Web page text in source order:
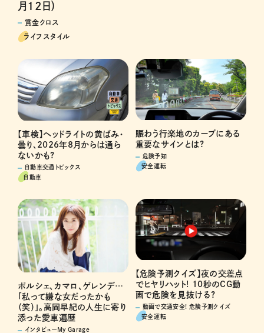
月12日）
賞金クロス
ライフスタイル
【車検】ヘッドライトの黄ばみ・
曇り、2026年8月からは通ら
ないかも?
自動車交通トピックス
自動車
賑わう行楽地のカーブにある
重要なサインとは?
危険予知
安全運転
ポルシェ、カマロ、ゲレンデ…
「私って嫌な女だったかも
（笑）」。高岡早紀の人生に寄り
添った愛車遍歴
インタビューMy Garage
【危険予測クイズ】夜の交差点
でヒヤリハット! 10秒のCG動
画で危険を見抜ける?
動画で交通安全! 危険予測クイズ
安全運転